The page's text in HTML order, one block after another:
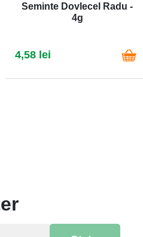
Seminte Dovlecel Radu -
4g
4,58 lei